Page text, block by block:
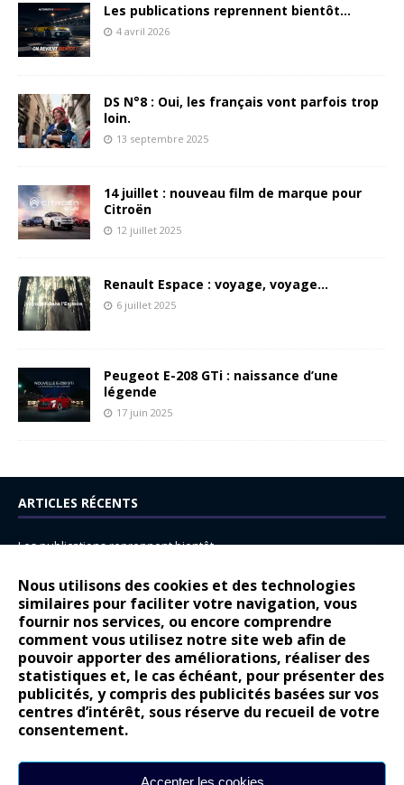
Nous utilisons des cookies et des technologies
similaires pour faciliter votre navigation, vous
fournir nos services, ou encore comprendre
comment vous utilisez notre site web afin de
pouvoir apporter des améliorations, réaliser des
statistiques et, le cas échéant, pour présenter des
publicités, y compris des publicités basées sur vos
centres d’intérêt, sous réserve du recueil de votre
consentement.
Accepter les cookies
Les publications reprennent bientôt…
4 avril 2026
DS N°8 : Oui, les français vont parfois trop
loin.
13 septembre 2025
14 juillet : nouveau film de marque pour
Citroën
12 juillet 2025
Renault Espace : voyage, voyage…
6 juillet 2025
Peugeot E-208 GTi : naissance d’une
légende
17 juin 2025
ARTICLES RÉCENTS
Les publications reprennent bientôt…
14 juillet : nouveau film de marque pour Citroën
Renault Espace : voyage, voyage…
Peugeot E-208 GTi : naissance d’une légende
COMMENTAIRES RÉCENTS
Bernard Dardartdans
Gilly